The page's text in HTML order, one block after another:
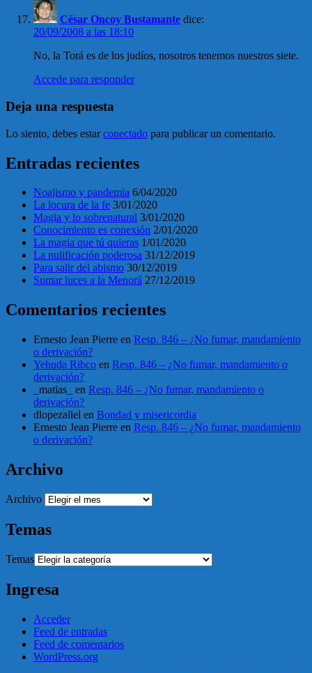
César Oncoy Bustamante dice:
20/09/2008 a las 18:10
No, la Torá es de los judíos, nosotros tenemos nuestros siete.
Accede para responder
Deja una respuesta
Lo siento, debes estarconectado para publicar un comentario.
Entradas recientes
Noajismo y pandemia 6/04/2020
La locura de la fe 3/01/2020
Magia y lo sobrenatural 3/01/2020
Conocimiento es conexión 2/01/2020
La magia que tú quieras 1/01/2020
La nulificación poderosa 31/12/2019
Para salir del abismo 30/12/2019
Sumar luces a la Menorá 27/12/2019
Comentarios recientes
Ernesto Jean Pierre en Resp. 846 – ¿No fumar, mandamiento
o derivación?
Yehuda Ribco en Resp. 846 – ¿No fumar, mandamiento o
derivación?
_matias_
en Resp. 846 – ¿No fumar, mandamiento o
derivación?
dlopezallel en Bondad y misericordia
Ernesto Jean Pierre en Resp. 846 – ¿No fumar, mandamiento
o derivación?
Archivo
Archivo
Temas
Temas
Ingresa
Acceder
Feed de entradas
Feed de comentarios
WordPress.org